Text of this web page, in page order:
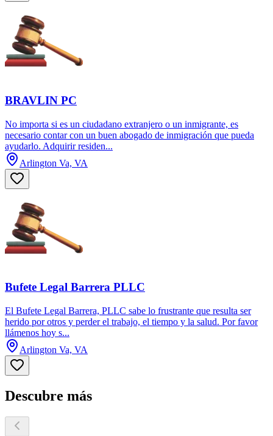
BRAVLIN PC
No importa si es un ciudadano extranjero o un inmigrante, es
necesario contar con un buen abogado de inmigración que pueda
ayudarlo. Adquirir residen...
Arlington Va, VA
Bufete Legal Barrera PLLC
El Bufete Legal Barrera, PLLC sabe lo frustrante que resulta ser
herido por otros y perder el trabajo, el tiempo y la salud. Por favor
llámenos hoy s...
Arlington Va, VA
Descubre más